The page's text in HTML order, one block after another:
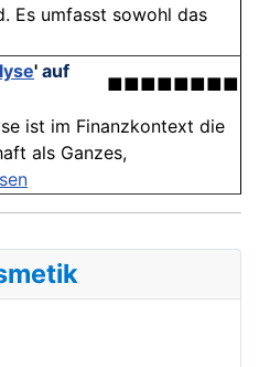
Es umfasst sowohl das
' auf
■■■■■■■■
ist im Finanzkontext die
als Ganzes,